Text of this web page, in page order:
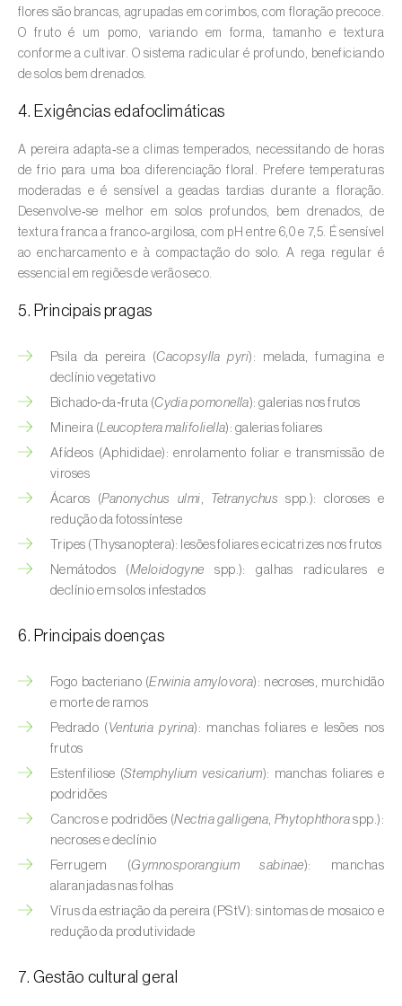
Aveia ( Avena sativa)
Aveleira (Corylus avellana L.
Azinheira ( Quercus ilex e Quercus
Banana (Musa spp.)
Batata (Solanum tuberosum)
Batata-doce ( Ipomoea batatas)
Begónia (Hillebrandia sandwicensis e
Begonia spp.)
Beringela ( Solanum melongena
Beterraba (Beta spp.
Bétula (Betula spp.)
Buxo ( Buxus sempervirens L.
Cacaueiro (Theobroma cacao)
Cafeeiro (Coffea spp.)
Cajueiro (Anacardium occidentale
Carambola (Averrhoa carambola
Carpino-europeu (
Carvalhos ( Quercus spp. e Fagus spp.)
Castanheiro (Castanea sativa)
Cebola (Allium cepa)
Cenoura (Daucus carota
Centeio (Secale cereale
flores são brancas, agrupadas em corimbos, com floração precoce.
O fruto é um pomo, variando em forma, tamanho e textura
conforme a cultivar. O sistema radicular é profundo, beneficiando
de solos bem drenados.
4. Exigências edafoclimáticas
A pereira adapta‑se a climas temperados, necessitando de horas
de frio para uma boa diferenciação floral. Prefere temperaturas
moderadas e é sensível a geadas tardias durante a floração.
Desenvolve‑se melhor em solos profundos, bem drenados, de
textura franca a franco‑argilosa, com pH entre 6,0 e 7,5. É sensível
ao encharcamento e à compactação do solo. A rega regular é
essencial em regiões de verão seco.
5. Principais pragas
Psila da pereira (Cacopsylla pyri): melada, fumagina e
declínio vegetativo
Bichado‑da‑fruta (Cydia pomonella): galerias nos frutos
Mineira (Leucoptera malifoliella): galerias foliares
Afídeos (Aphididae): enrolamento foliar e transmissão de
viroses
Ácaros (Panonychus ulmi, Tetranychus spp.): cloroses e
redução da fotossíntese
Tripes (Thysanoptera): lesões foliares e cicatrizes nos frutos
Nemátodos (Meloidogyne spp.): galhas radiculares e
declínio em solos infestados
6. Principais doenças
Fogo bacteriano (Erwinia amylovora): necroses, murchidão
e morte de ramos
Pedrado ( Venturia pyrina): manchas foliares e lesões nos
frutos
Estenfiliose (Stemphylium vesicarium): manchas foliares e
podridões
Cancros e podridões (Nectria galligena, Phytophthora spp.):
necroses e declínio
Ferrugem (Gymnosporangium sabinae): manchas
alaranjadas nas folhas
Vírus da estriação da pereira (PStV): sintomas de mosaico e
redução da produtividade
7. Gestão cultural geral